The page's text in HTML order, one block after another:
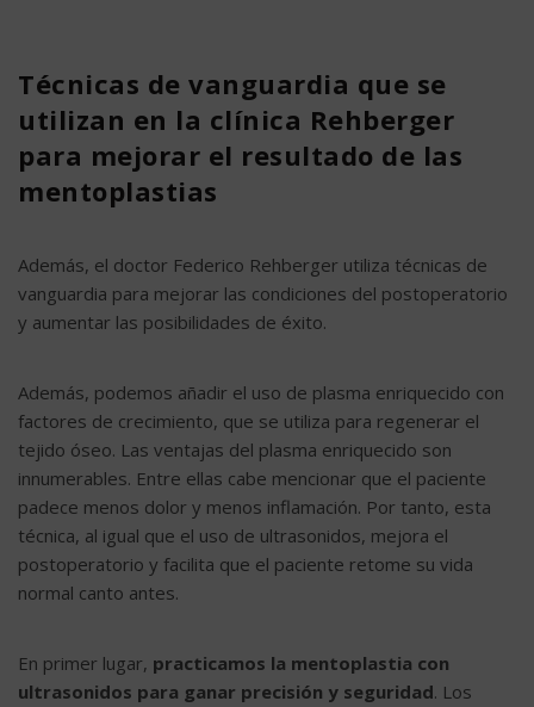
Técnicas de vanguardia que se
utilizan en la clínica Rehberger
para mejorar el resultado de las
mentoplastias
Además, el doctor Federico Rehberger utiliza técnicas de
vanguardia para mejorar las condiciones del postoperatorio
y aumentar las posibilidades de éxito.
Además, podemos añadir el uso de plasma enriquecido con
factores de crecimiento, que se utiliza para regenerar el
tejido óseo. Las ventajas del plasma enriquecido son
innumerables. Entre ellas cabe mencionar que el paciente
padece menos dolor y menos inflamación. Por tanto, esta
técnica, al igual que el uso de ultrasonidos, mejora el
postoperatorio y facilita que el paciente retome su vida
normal canto antes.
En primer lugar, practicamos la mentoplastia con
ultrasonidos para ganar precisión y seguridad. Los